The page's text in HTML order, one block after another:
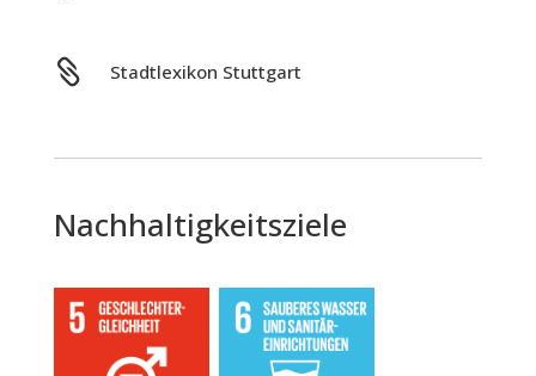
 Stadtlexikon Stuttgart
Nachhaltigkeitsziele